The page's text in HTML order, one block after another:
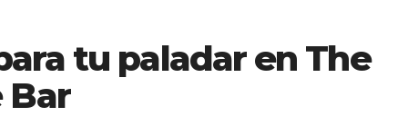
tu paladar en The
Bar